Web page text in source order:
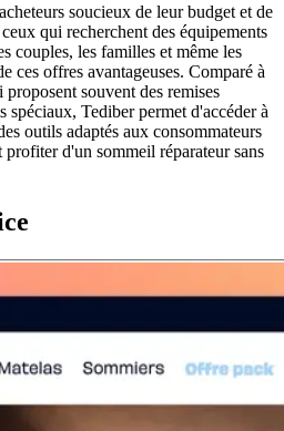
soucieux de leur budget et de
qui recherchent des équipements
couples, les familles et même les
ces offres avantageuses. Comparé à
souvent des remises
spéciaux, Tediber permet d'accéder à
outils adaptés aux consommateurs
d'un sommeil réparateur sans